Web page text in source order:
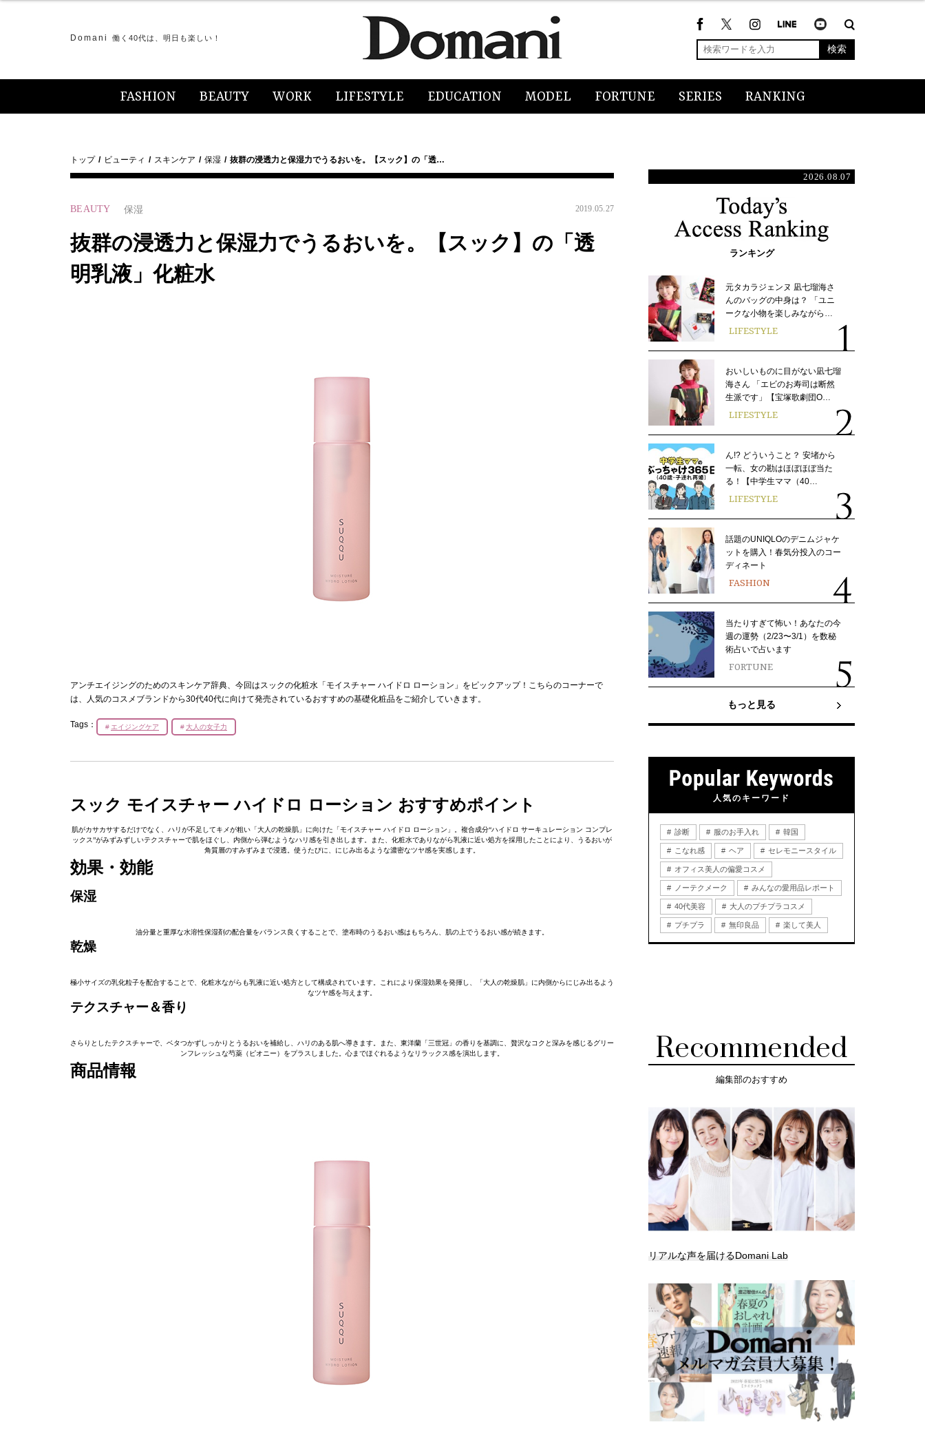
Domani 働く40代は、明日も楽しい！
検索
FASHION BEAUTY WORK LIFESTYLE EDUCATION MODEL FORTUNE SERIES RANKING
トップ ビューティ スキンケア 保湿 抜群の浸透力と保湿力でうるおいを。【スック】の「透…
BEAUTY 保湿 2019.05.27
抜群の浸透力と保湿力でうるおいを。【スック】の「透
明乳液」化粧水
アンチエイジングのためのスキンケア辞典、今回はスックの化粧水「モイスチャー ハイドロ ローション」をピックアップ！こちらのコーナーで
は、人気のコスメブランドから30代40代に向けて発売されているおすすめの基礎化粧品をご紹介していきます。
Tags： エイジングケア 大人の女子力
スック モイスチャー ハイドロ ローション おすすめポイント
肌がカサカサするだけでなく、ハリが不足してキメが粗い「大人の乾燥肌」に向けた「モイスチャー ハイドロ ローション」。複合成分“ハイドロ サーキュレーション コンプレ
ックス”がみずみずしいテクスチャーで肌をほぐし、内側から弾むようなハリ感を引き出します。また、化粧水でありながら乳液に近い処方を採用したことにより、うるおいが
角質層のすみずみまで浸透。使うたびに、にじみ出るような濃密なツヤ感を実感します。
効果・効能
保湿
油分量と重厚な水溶性保湿剤の配合量をバランス良くすることで、塗布時のうるおい感はもちろん、肌の上でうるおい感が続きます。
乾燥
極小サイズの乳化粒子を配合することで、化粧水ながらも乳液に近い処方として構成されています。これにより保湿効果を発揮し、「大人の乾燥肌」に内側からにじみ出るよう
なツヤ感を与えます。
テクスチャー＆香り
さらりとしたテクスチャーで、ベタつかずしっかりとうるおいを補給し、ハリのある肌へ導きます。また、東洋蘭「三世冠」の香りを基調に、贅沢なコクと深みを感じるグリー
ンフレッシュな芍薬（ピオニー）をプラスしました。心までほぐれるようなリラックス感を演出します。
商品情報
2026.08.07
ランキング
元タカラジェンヌ 凪七瑠海さ
んのバッグの中身は？ 「ユニ
ークな小物を楽しみながら…
LIFESTYLE
おいしいものに目がない凪七瑠
海さん 「エビのお寿司は断然
生派です」【宝塚歌劇団O…
LIFESTYLE
ん!? どういうこと？ 安堵から
一転、女の勘はほぼほぼ当た
る！【中学生ママ（40…
LIFESTYLE
話題のUNIQLOのデニムジャケ
ットを購入！春気分投入のコー
ディネート
FASHION
当たりすぎて怖い！あなたの今
週の運勢（2/23〜3/1）を数秘
術占いで占います
FORTUNE
もっと見る
人気のキーワード
診断 服のお手入れ 韓国
こなれ感 ヘア セレモニースタイル
オフィス美人の偏愛コスメ
ノーテクメーク みんなの愛用品レポート
40代美容 大人のプチプラコスメ
プチプラ 無印良品 楽して美人
Recommended
編集部のおすすめ
リアルな声を届けるDomani Lab